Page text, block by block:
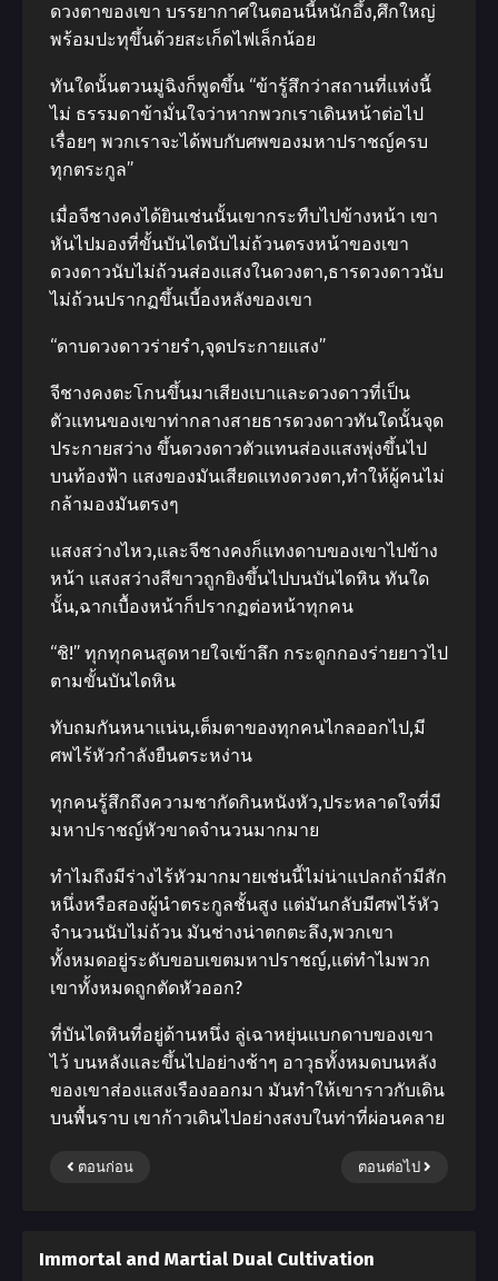
ดวงตาของเขา บรรยากาศในตอนนี้หนักอึ้ง,ศึกใหญ่
พร้อมปะทุขึ้นด้วยสะเก็ดไฟเล็กน้อย
ทันใดนั้นตวนมู่ฉิงก็พูดขึ้น “ข้ารู้สึกว่าสถานที่แห่งนี้
ไม่ ธรรมดาข้ามั่นใจว่าหากพวกเราเดินหน้าต่อไป
เรื่อยๆ พวกเราจะได้พบกับศพของมหาปราชญ์ครบ
ทุกตระกูล”
เมื่อจีชางคงได้ยินเช่นนั้นเขากระทืบไปข้างหน้า เขา
หันไปมองที่ขั้นบันไดนับไม่ถ้วนตรงหน้าของเขา
ดวงดาวนับไม่ถ้วนส่องแสงในดวงตา,ธารดวงดาวนับ
ไม่ถ้วนปรากฏขึ้นเบี้องหลังของเขา
“ดาบดวงดาวร่ายรํา,จุดประกายแสง”
จีชางคงตะโกนขึ้นมาเสียงเบาและดวงดาวที่เป็น
ตัวแทนของเขาท่ากลางสายธารดวงดาวทันใดนั้นจุด
ประกายสว่าง ขึ้นดวงดาวตัวแทนส่องแสงพุ่งขึ้นไป
บนท้องฟ้า แสงของมันเสียดแทงดวงตา,ทําให้ผู้คนไม่
กล้ามองมันตรงๆ
แสงสว่างไหว,และจีชางคงก็แทงดาบของเขาไปข้าง
หน้า แสงสว่างสีขาวถูกยิงขึ้นไปบนบันไดหิน ทันใด
นั้น,ฉากเบื้องหน้าก็ปรากฏต่อหน้าทุกคน
“ชิ!” ทุกทุกคนสูดหายใจเข้าลึก กระดูกกองร่ายยาวไป
ตามขั้นบันไดหิน
ทับถมกันหนาแน่น,เต็มตาของทุกคนไกลออกไป,มี
ศพไร้หัวกําลังยืนตระหง่าน
ทุกคนรู้สึกถึงความชากัดกินหนังหัว,ประหลาดใจที่มี
มหาปราชญ์หัวขาดจํานวนมากมาย
ทําไมถึงมีร่างไร้หัวมากมายเช่นนี้ไม่น่าแปลกถ้ามีสัก
หนึ่งหรือสองผู้นําตระกูลชั้นสูง แต่มันกลับมีศพไร้หัว
จํานวนนับไม่ถ้วน มันช่างน่าตกตะลึง,พวกเขา
ทั้งหมดอยู่ระดับขอบเขตมหาปราชญ์,แต่ทําไมพวก
เขาทั้งหมดถูกตัดหัวออก?
ที่บันไดหินที่อยู่ด้านหนึ่ง ลู่เฉาหยุ่นแบกดาบของเขา
ไว้ บนหลังและขึ้นไปอย่างช้าๆ อาวุธทั้งหมดบนหลัง
ของเขาส่องแสงเรืองออกมา มันทําให้เขาราวกับเดิน
บนพื้นราบ เขาก้าวเดินไปอย่างสงบในท่าที่ผ่อนคลาย
ตอนก่อน ตอนต่อไป
Immortal and Martial Dual Cultivation